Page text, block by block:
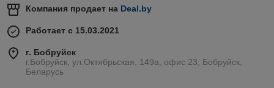
Компания продает на Deal.by
Работает с 15.03.2021
г. Бобруйск
г.Бобруйск, ул.Октябрьская, 149а, офис 23, Бобруйск,
Беларусь